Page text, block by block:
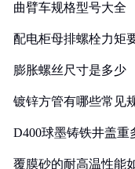
曲臂车规格型号大全
配电柜母排螺栓力矩
膨胀螺丝尺寸是多少
镀锌方管有哪些常见
D400球墨铸铁井盖重
覆膜砂的耐高温性能